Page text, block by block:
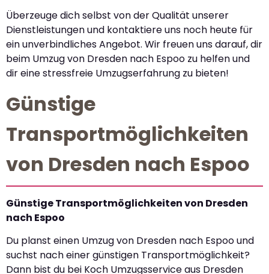
Überzeuge dich selbst von der Qualität unserer
Dienstleistungen und kontaktiere uns noch heute für
ein unverbindliches Angebot. Wir freuen uns darauf, dir
beim Umzug von Dresden nach Espoo zu helfen und
dir eine stressfreie Umzugserfahrung zu bieten!
Günstige
Transportmöglichkeiten
von Dresden nach Espoo
Günstige Transportmöglichkeiten von Dresden
nach Espoo
Du planst einen Umzug von Dresden nach Espoo und
suchst nach einer günstigen Transportmöglichkeit?
Dann bist du bei Koch Umzugsservice aus Dresden